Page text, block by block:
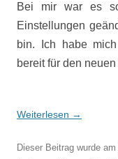
Bei mir war es
Einstellungen
bin. Ich habe
bereit für den
Weiterlesen →
Dieser Beitrag wurde am